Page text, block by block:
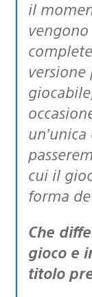
il
cui il
forma
Che differenze ci sono a livello di
gioco e
titolo